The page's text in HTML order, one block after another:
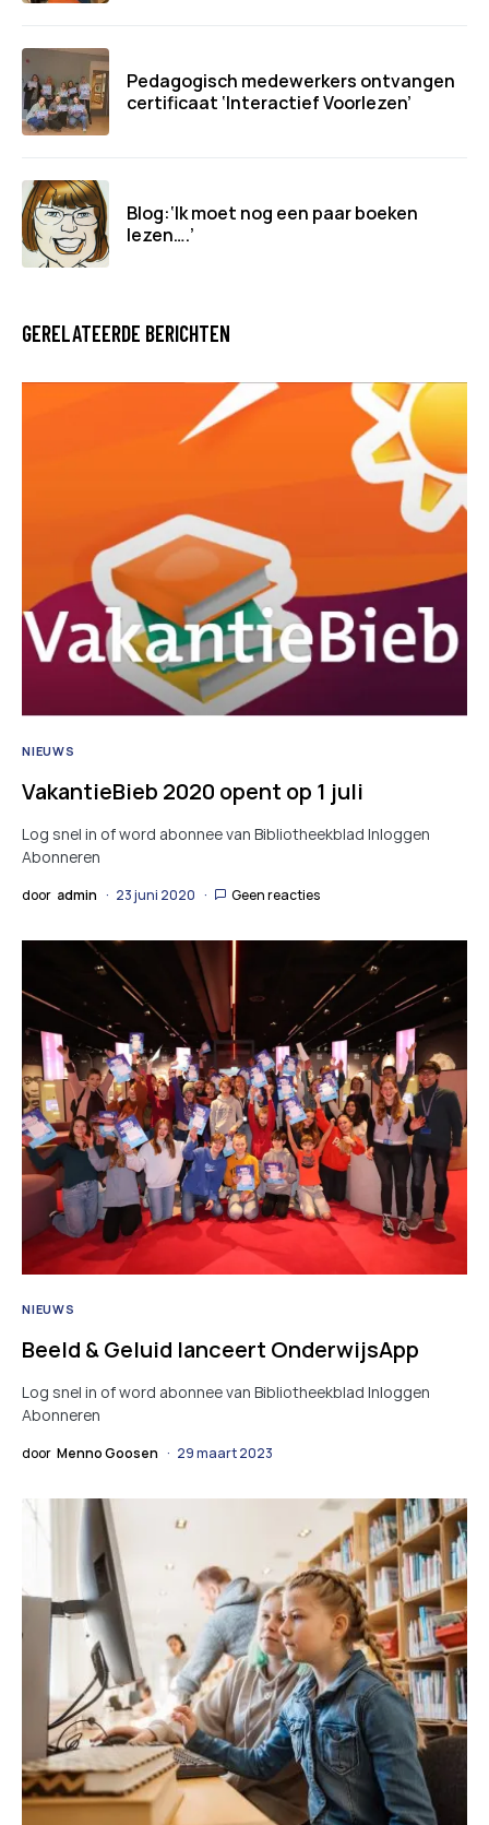
Pedagogisch medewerkers ontvangen
certificaat ‘Interactief Voorlezen’
Blog:‘Ik moet nog een paar boeken
lezen….’
GERELATEERDE BERICHTEN
NIEUWS
VakantieBieb 2020 opent op 1 juli
Log snel in of word abonnee van Bibliotheekblad Inloggen
Abonneren
door admin 23 juni 2020 Geen reacties
NIEUWS
Beeld & Geluid lanceert OnderwijsApp
Log snel in of word abonnee van Bibliotheekblad Inloggen
Abonneren
door Menno Goosen 29 maart 2023